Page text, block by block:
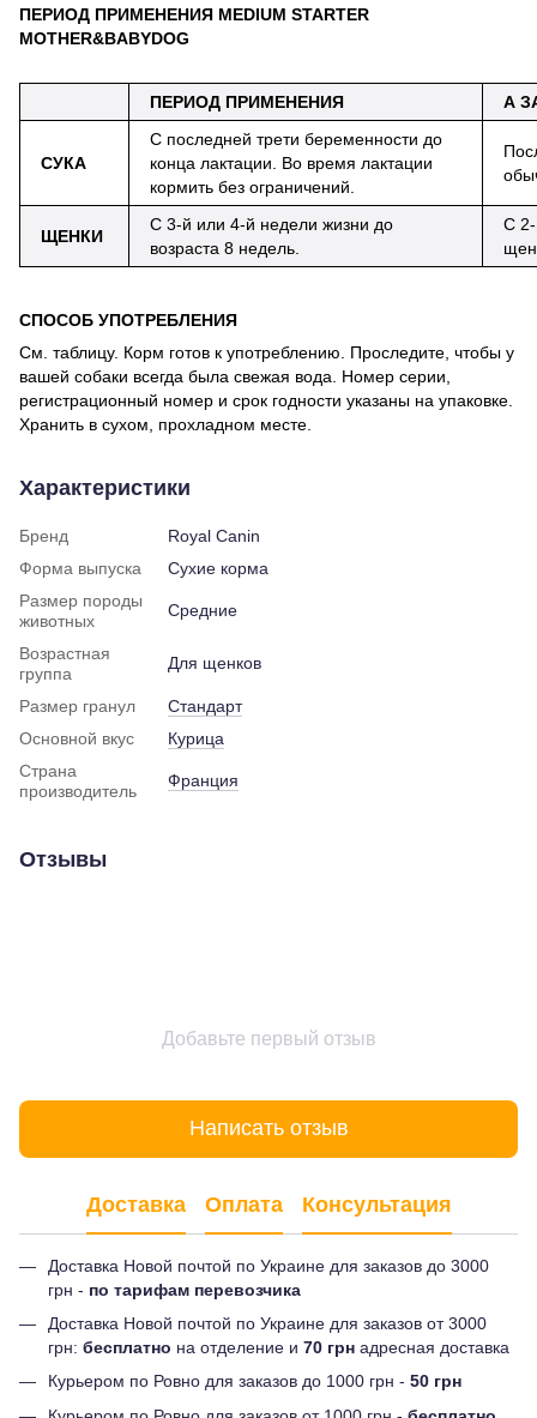
ПЕРИОД ПРИМЕНЕНИЯ MEDIUM STARTER
MOTHER&BABYDOG
ПЕРИОД ПРИМЕНЕНИЯ А
СУКА
С последней трети беременности до
конца лактации. Во время лактации
кормить без ограничений.
ЩЕНКИ
С 3-й или 4-й недели жизни до
возраста 8 недель.
С 2-
СПОСОБ УПОТРЕБЛЕНИЯ
См. таблицу. Корм готов к употреблению. Проследите, чтобы у
вашей собаки всегда была свежая вода. Номер серии,
регистрационный номер и срок годности указаны на упаковке.
Хранить в сухом, прохладном месте.
Характеристики
Бренд
Royal Canin
Форма выпуска
Сухие корма
Размер породы
животных
Средние
Возрастная
группа
Для щенков
Размер гранул
Стандарт
Основной вкус
Курица
Страна
производитель
Франция
Отзывы
Добавьте первый отзыв
Написать отзыв
Доставка Оплата Консультация
Доставка Новой почтой по Украине для заказов до 3000
грн - по тарифам перевозчика
Доставка Новой почтой по Украине для заказов от 3000
грн: бесплатно на отделение и 70 грн адресная доставка
Курьером по Ровно для заказов до 1000 грн - 50 грн